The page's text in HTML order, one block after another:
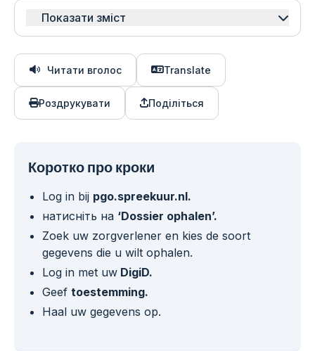
Показати зміст
Читати вголос Translate
Роздрукувати Поділіться
Коротко про кроки
Log in bij pgo.spreekuur.nl.
натисніть на ‘Dossier ophalen’.
Zoek uw zorgverlener en kies de soort
gegevens die u wilt ophalen.
Log in met uw DigiD.
Geef toestemming.
Haal uw gegevens op.